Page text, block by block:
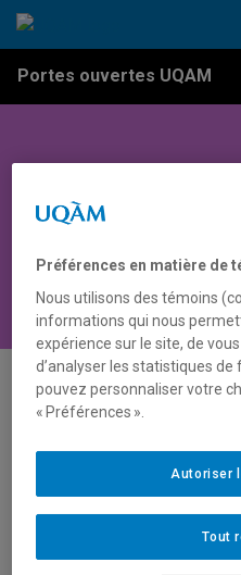
Passer au contenu
Accéder au menu principal
Accéder à la recherche
Passer au contenu
Accéder au menu principal
Portes ouvertes UQAM
Préférences en matière de
Nous utilisons des témoins
informations qui nous
expérience sur le site, de
d’analyser les statistiques
pouvez personnaliser votre
« Préférences ».
Tout
Autoriser